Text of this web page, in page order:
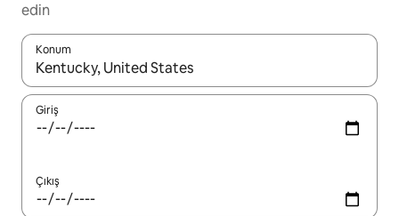
edin
Konum
Sonuçlar kullanılabilir olduğunda yukarı ve aşağı oklarıyla
Giriş
Çıkış